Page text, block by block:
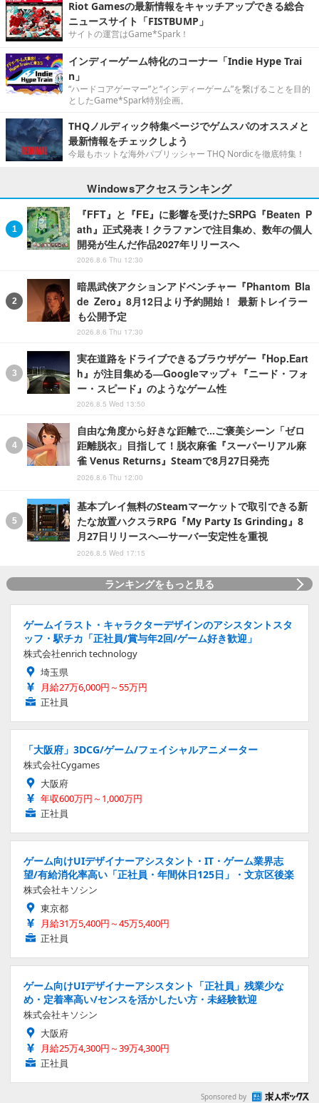
Riot Gamesの最新情報をキャッチアップできる総合
ニュースサイト「FISTBUMP」
サイトの運営はGame*Spark！
インディーゲーム特化のコーナー「Indie Hype Trai
n」
“ハードコアゲーマー”と“インディーゲーム”を繋げることを目的
としたGame*Spark特別企画。
THQノルディック特集ページでゲムスパのオススメと
最新情報をチェックしよう
今最もホットな海外パブリッシャー THQ Nordicを徹底特集！
Windowsアクセスランキング
『FFT』と『FE』に影響を受けたSRPG『Beaten P
ath』正式発表！クラファンで注目集め、数年の個人
開発が生んだ作品2027年リリースへ
2026.8.6 Thu 12:30
暗黒武侠アクションアドベンチャー『Phantom Bla
de Zero』8月12日より予約開始！ 最新トレイラー
も公開予定
2026.8.6 Thu 17:30
実在道路をドライブできるブラウザゲー『Hop.Eart
h』が注目集める―Googleマップ＋『ニード・フォ
ー・スピード』のようなゲーム性
2026.8.5 Wed 13:50
自由な角度から好きな距離で…ご褒美シーン「ゼロ
距離脱衣」目指して！脱衣麻雀『スーパーリアル麻
雀 Venus Returns』Steamで8月27日発売
2026.8.6 Thu 12:00
基本プレイ無料のSteamマーケットで取引できる新
たな放置ハクスラRPG『My Party Is Grinding』8
月27日リリースへ―サーバー安定性を重視
2026.8.5 Wed 17:15
ランキングをもっと見る
ゲームイラスト・キャラクターデザインのアシスタントスタ
ッフ・駅チカ「正社員/賞与年2回/ゲーム好き歓迎」
株式会社enrich technology
埼玉県
月給27万6,000円～55万円
正社員
「大阪府」3DCG/ゲーム/フェイシャルアニメーター
株式会社Cygames
大阪府
年収600万円～1,000万円
正社員
ゲーム向けUIデザイナーアシスタント・IT・ゲーム業界志
望/有給消化率高い「正社員・年間休日125日」・文京区後楽
株式会社キソシン
東京都
月給31万5,400円～45万5,400円
正社員
ゲーム向けUIデザイナーアシスタント「正社員」残業少な
め・定着率高い/センスを活かしたい方・未経験歓迎
株式会社キソシン
大阪府
月給25万4,300円～39万4,300円
正社員
Sponsored by